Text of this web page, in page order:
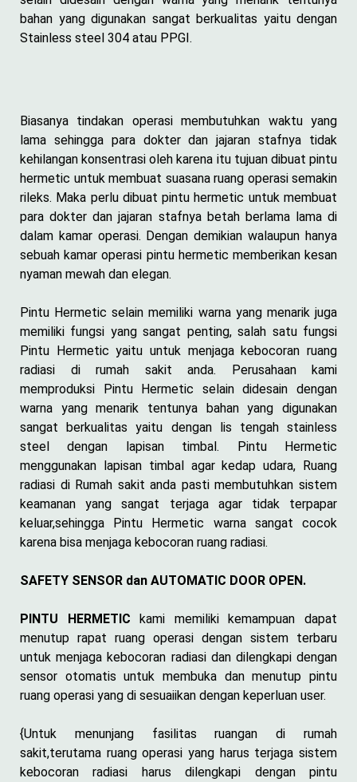
bahan yang digunakan sangat berkualitas yaitu dengan
Stainless steel 304 atau PPGI.
Biasanya tindakan operasi membutuhkan waktu yang
lama sehingga para dokter dan jajaran stafnya tidak
kehilangan konsentrasi oleh karena itu tujuan dibuat pintu
hermetic untuk membuat suasana ruang operasi semakin
rileks. Maka perlu dibuat pintu hermetic untuk membuat
para dokter dan jajaran stafnya betah berlama lama di
dalam kamar operasi. Dengan demikian walaupun hanya
sebuah kamar operasi pintu hermetic memberikan kesan
nyaman mewah dan elegan.
Pintu Hermetic selain memiliki warna yang menarik juga
memiliki fungsi yang sangat penting, salah satu fungsi
Pintu Hermetic yaitu untuk menjaga kebocoran ruang
radiasi di rumah sakit anda. Perusahaan kami
memproduksi Pintu Hermetic selain didesain dengan
warna yang menarik tentunya bahan yang digunakan
sangat berkualitas yaitu dengan lis tengah stainless
steel dengan lapisan timbal. Pintu Hermetic
menggunakan lapisan timbal agar kedap udara, Ruang
radiasi di Rumah sakit anda pasti membutuhkan sistem
keamanan yang sangat terjaga agar tidak terpapar
keluar,sehingga Pintu Hermetic warna sangat cocok
karena bisa menjaga kebocoran ruang radiasi.
SAFETY SENSOR dan AUTOMATIC DOOR OPEN.
PINTU HERMETIC kami memiliki kemampuan dapat
menutup rapat ruang operasi dengan sistem terbaru
untuk menjaga kebocoran radiasi dan dilengkapi dengan
sensor otomatis untuk membuka dan menutup pintu
ruang operasi yang di sesuaiikan dengan keperluan user.
{Untuk menunjang fasilitas ruangan di rumah
sakit,terutama ruang operasi yang harus terjaga sistem
kebocoran radiasi harus dilengkapi dengan pintu